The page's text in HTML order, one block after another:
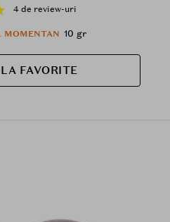
4 de review-uri
MOMENTAN 10 gr
FAVORITE